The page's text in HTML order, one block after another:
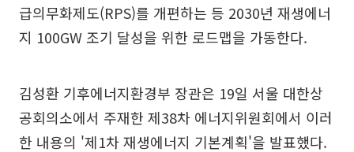
급의무화제도(RPS)를 개편하는 등 2030년 재생에너
지 100GW 조기 달성을 위한 로드맵을 가동한다.
김성환 기후에너지환경부 장관은 19일 서울 대한상
공회의소에서 주재한 제38차 에너지위원회에서 이러
한 내용의 '제1차 재생에너지 기본계획'을 발표했다.